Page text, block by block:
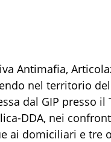
Antimafia,
nel territorio
dal GIP presso
DDA, nei
ai domiciliari e tre